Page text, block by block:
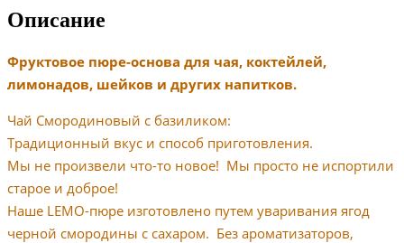
Описание
Фруктовое пюре-основа для чая, коктейлей,
лимонадов, шейков и других напитков.
Чай Смородиновый с базиликом:
Традиционный вкус и способ приготовления.
Мы не произвели что-то новое! Мы просто не испортили
старое и доброе!
Наше LEMO-пюре изготовлено путем уваривания ягод
черной смородины с сахаром. Без ароматизаторов,